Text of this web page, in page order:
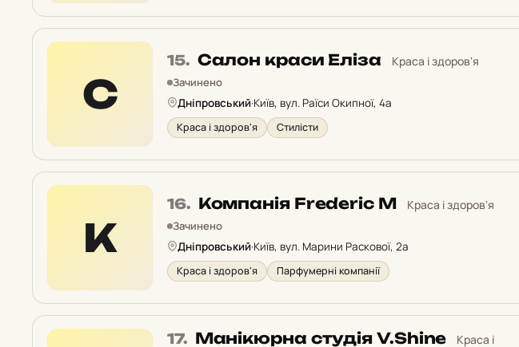
С
15. Місце
15
рейтингу:
Салон краси Еліза Краса і здоров'я
Зачинено
Дніпровський·Київ, вул. Раїси Окипної, 4а
Краса і здоров'я Стилісти
К
16. Місце
16
рейтингу:
Компанія Frederic M Краса і здоров'я
Зачинено
Дніпровський·Київ, вул. Марини Раскової, 2а
Краса і здоров'я Парфумерні компанії
17. Місце
Манікюрна студія V.Shine Краса і